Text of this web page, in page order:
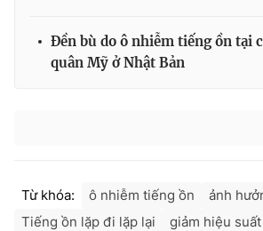
Liên hệ tòa soạn English
Theo dõi báo trên
Đền bù do ô nhiễm tiếng ồn tại
quân Mỹ ở Nhật Bản
Từ khóa: ô nhiễm tiếng ồn
ảnh
Tiếng ồn lặp đi lặp lại
giảm hiệu